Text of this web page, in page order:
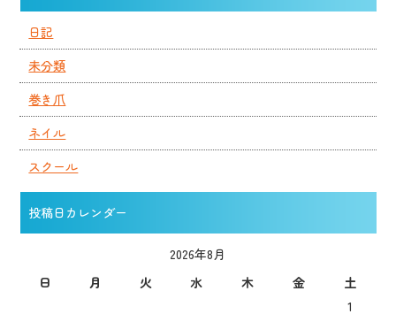
日記
未分類
巻き爪
ネイル
スクール
投稿日カレンダー
2026年8月
日
月 火 水 木 金
土
1